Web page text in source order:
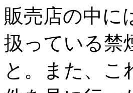
販売店の中に
扱っている禁
と。また、こ